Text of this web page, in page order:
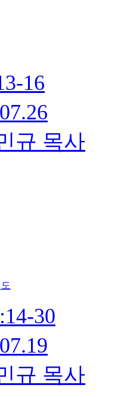
16
규 목사
30
규 목사